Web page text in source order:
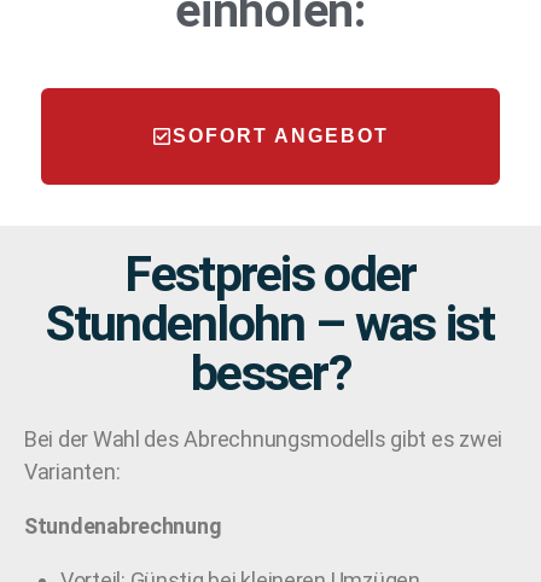
SOFORT ANGEBOT
Festpreis oder
Stundenlohn – was ist
besser?
Bei der Wahl des Abrechnungsmodells gibt es zwei
Varianten:
Stundenabrechnung